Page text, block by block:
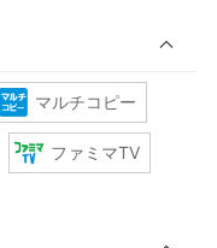
マルチコピー
ファミマTV